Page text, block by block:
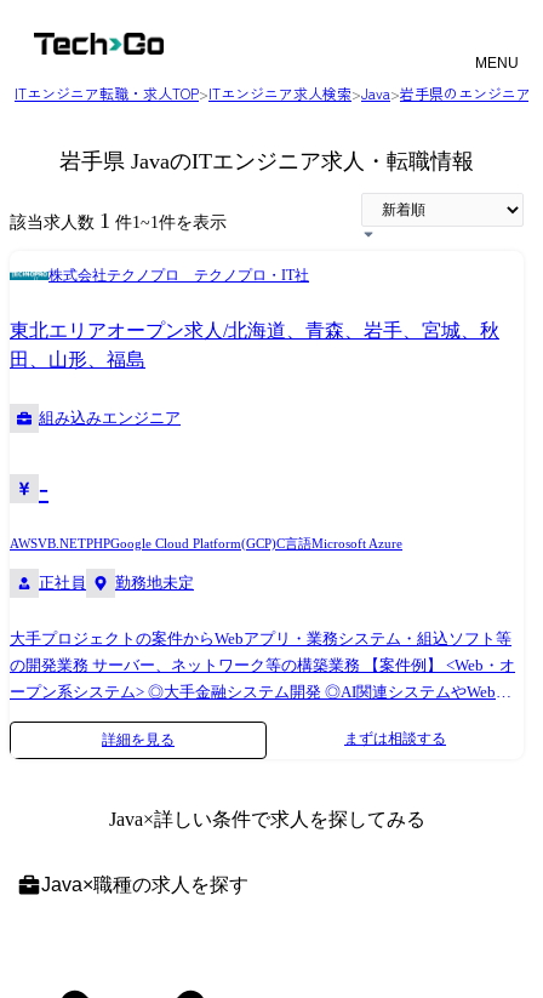
MENU
ITエンジニア転職・求人TOP>ITエンジニア求人検索>Java>岩手県のエンジニア
岩手県 JavaのITエンジニア求人・転職情報
該当求人数 1 件1~1件を表示
株式会社テクノプロ テクノプロ・IT社
東北エリアオープン求人/北海道、青森、岩手、宮城、秋
田、山形、福島
組み込みエンジニア
-
AWSVB.NETPHPGoogle Cloud Platform(GCP)C言語Microsoft Azure
正社員 勤務地未定
大手プロジェクトの案件からWebアプリ・業務システム・組込ソフト等
の開発業務 サーバー、ネットワーク等の構築業務 【案件例】 <Web・オ
ープン系システム> ◎大手金融システム開発 ◎AI関連システムやWebア
プリの開発 ◎Androidアプリ、スマートフォン分野での各種開発 ◎ECサ
イト、ポータルサイトの開発 <業務系システム> ◎顧客管理システム開発
想基盤構築(Citrix,Vmware) ◎基幹ネットワークの更改(設計、構築、導入
詳細を見る まずは相談する
Java×詳しい条件で求人を探してみる
Java×職種の求人を探す